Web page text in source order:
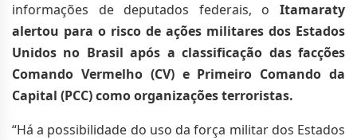
informações de deputados federais, o Itamaraty
alertou para o risco de ações militares dos Estados
Unidos no Brasil após a classificação das facções
Comando Vermelho (CV) e Primeiro Comando da
Capital (PCC) como organizações terroristas.
“Há a possibilidade do uso da força militar dos Estados